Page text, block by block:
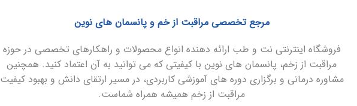
مرجع تخصصی مراقبت از خم و پانسمان های نوین
فروشگاه اینترنتی نت و طب ارائه دهنده انواع محصولات و راهکارهای تخصصی در حوزه
مراقبت از زخم، پانسمان های نوین با کیفیتی که می توانید به آن اعتماد کنید. همچنین
مشاوره درمانی و برگزاری دوره های آموزشی کاربردی، در مسیر ارتقای دانش و بهبود کیفیت
مراقبت از زخم همیشه همراه شماست.